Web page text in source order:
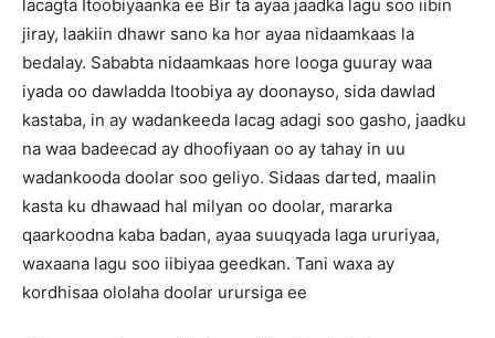
lacagta Itoobiyaanka ee Bir ta ayaa jaadka lagu soo iibin
jiray, laakiin dhawr sano ka hor ayaa nidaamkaas la
bedalay. Sababta nidaamkaas hore looga guuray waa
iyada oo dawladda Itoobiya ay doonayso, sida dawlad
kastaba, in ay wadankeeda lacag adagi soo gasho, jaadku
na waa badeecad ay dhoofiyaan oo ay tahay in uu
wadankooda doolar soo geliyo. Sidaas darted, maalin
kasta ku dhawaad hal milyan oo doolar, mararka
qaarkoodna kaba badan, ayaa suuqyada laga ururiyaa,
waxaana lagu soo iibiyaa geedkan. Tani waxa ay
kordhisaa ololaha doolar urursiga ee